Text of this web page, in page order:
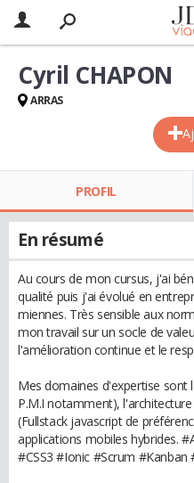
Cyril CHAPON
ARRAS
PROFIL
En résumé
Au cours de mon cursus, j'ai
qualité puis j'ai évolué en
miennes. Très sensible aux
mon travail sur un socle de
l'amélioration continue et le
Mes domaines d'expertise sont
P.M.I notamment),
(Fullstack javascript de
applications mobiles hybrides.
#CSS3 #Ionic #Scrum #Kanban